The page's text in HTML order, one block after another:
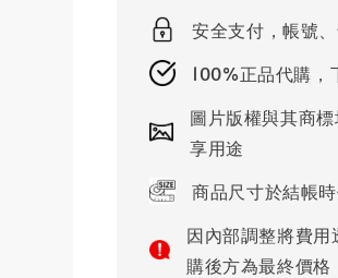
安全支付，帳號
100%正品代購
圖片版權與其商
享用途
商品尺寸於結帳
因內部調整將費
購後方為最終價格